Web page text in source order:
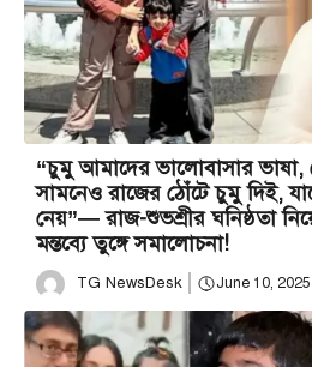
“চুমু আমাদের ভালোবাসার ভাষা,
সামনেও রাজের ঠোঁটে চুমু দিই,
নেয়”— রাজ-শুভশ্রীর ঘনিষ্ঠতা
মন্তব্যে তুঙ্গে সমালোচনা!
TG NewsDesk June 10, 2025